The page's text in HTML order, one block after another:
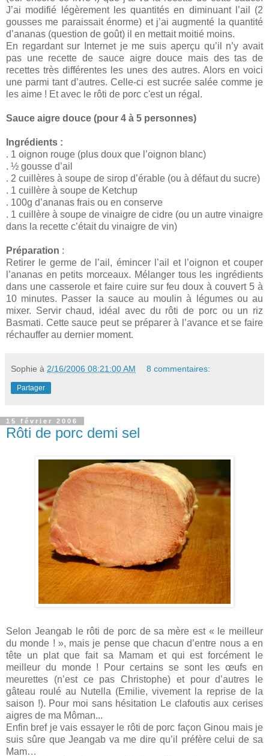
J’ai modifié légèrement les quantités en diminuant l’ail (2
gousses me paraissait énorme) et j’ai augmenté la quantité
d’ananas (question de goût) il en mettait moitié moins.
En regardant sur Internet je me suis aperçu qu’il n’y avait
pas une recette de sauce aigre douce mais des tas de
recettes très différentes les unes des autres. Alors en voici
une parmi tant d’autres. Celle-ci est sucrée salée comme je
les aime ! Et avec le rôti de porc c'est un régal.
Sauce aigre douce (pour 4 à 5 personnes)
Ingrédients :
. 1 oignon rouge (plus doux que l’oignon blanc)
. ½ gousse d’ail
. 2 cuillères à soupe de sirop d’érable (ou à défaut du sucre)
. 1 cuillère à soupe de Ketchup
. 100g d’ananas frais ou en conserve
. 1 cuillère à soupe de vinaigre de cidre (ou un autre vinaigre
dans la recette c’était du vinaigre de vin)
Préparation :
Retirer le germe de l’ail, émincer l’ail et l’oignon et couper
l’ananas en petits morceaux. Mélanger tous les ingrédients
dans une casserole et faire cuire sur feu doux à couvert 5 à
10 minutes. Passer la sauce au moulin à légumes ou au
mixer. Servir chaud, idéal avec du rôti de porc ou un riz
Basmati. Cette sauce peut se préparer à l’avance et se faire
réchauffer au dernier moment.
Sophie à 2/16/2006 08:21:00 AM 8 commentaires:
Partager
15 février 2006
Rôti de porc demi sel
Selon Jeangab le rôti de porc de sa mère est « le meilleur
du monde ! », mais je pense que chacun d’entre nous a en
tête un plat que fait sa Mamam et qui est forcément le
meilleur du monde ! Pour certains se sont les œufs en
meurettes (n’est ce pas Christophe) et pour d’autres le
gâteau roulé au Nutella (Emilie, vivement la reprise de la
saison !). Pour moi sans hésitation Le clafoutis aux cerises
aigres de ma Môman...
Enfin bref je vais essayer le rôti de porc façon Ginou mais je
suis sûre que Jeangab va me dire qu’il préfère celui de sa
Mam…